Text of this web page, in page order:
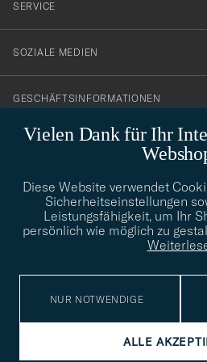
Vielen Dank für Ihr
Diese Website verwendet
Sicherheitseinstellungen
Leistungsfähigkeit, um Ihr
persönlich wie möglich zu
NUR NOTWENDIGE
ALLE
SERVICE
SOZIALE MEDIEN
GESCHÄFTSINFORMATIONEN
info@careofcarl.de
Benötigen Sie Hilfe bei der Suche
Wenden Sie sich an uns, wir helfen